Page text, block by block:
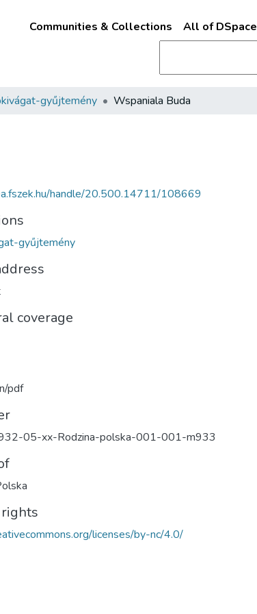
Communities & Collections All of DSpace
gyűjtemény Wspaniala Buda
handle/20.500.14711/108669
gyűjtemény
coverage
pdf
05-xx-Rodzina-polska-001-001-m933
licenses/by-nc/4.0/